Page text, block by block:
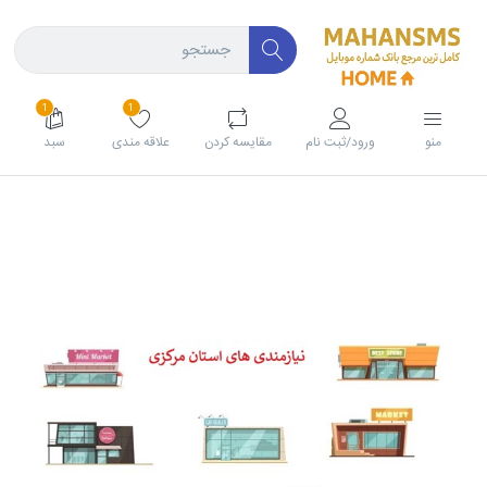
منو ورود/ثبت نام مقايسه كردن
1
علاقه مندی
1
سبد